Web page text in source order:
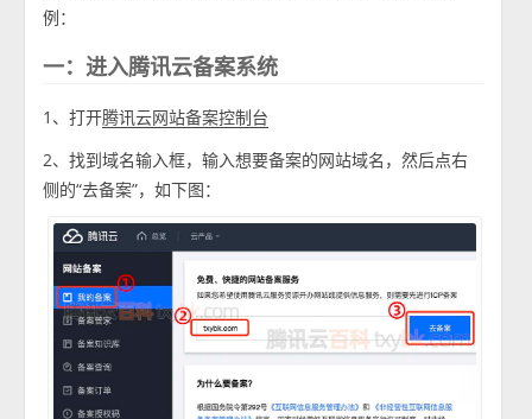
例：
一：进入腾讯云备案系统
1、打开腾讯云网站备案控制台
2、找到域名输入框，输入想要备案的网站域名，然后点右
侧的“去备案”，如下图：